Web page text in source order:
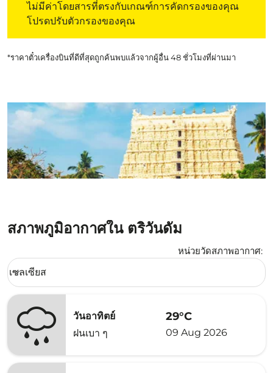
ไม่มีค่าโดยสารที่ตรงกับเกณฑ์การคัดกรองของคุณ
โปรดปรับตัวกรองของคุณ
*ราคาตั๋วเครื่องบินที่ดีที่สุดถูกค้นพบแล้วจากผู้อื่น 48 ชั่วโมงที่ผ่านมา
สภาพภูมิอากาศใน ตริวันดัม
หน่วยวัดสภาพอากาศ:
Weather unit option เซลเซียส Selected
เซลเซียส
keyboard_arrow_down
วันอาทิตย์
ฝนเบา ๆ
29°C
09 Aug 2026